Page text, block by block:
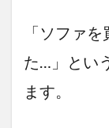
「ソファ
た…」とい
ます。